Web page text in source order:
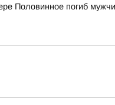
Половинное погиб